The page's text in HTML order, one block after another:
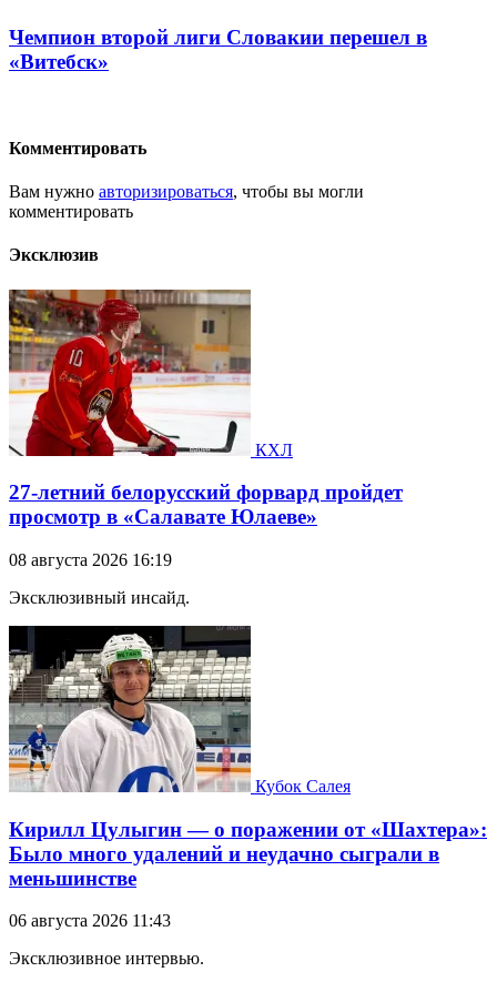
Чемпион второй лиги Словакии перешел в
«Витебск»
Комментировать
Вам нужно авторизироваться, чтобы вы могли
комментировать
Эксклюзив
КХЛ
27-летний белорусский форвард пройдет
просмотр в «Салавате Юлаеве»
08 августа 2026 16:19
Эксклюзивный инсайд.
Кубок Салея
Кирилл Цулыгин — о поражении от «Шахтера»:
Было много удалений и неудачно сыграли в
меньшинстве
06 августа 2026 11:43
Эксклюзивное интервью.